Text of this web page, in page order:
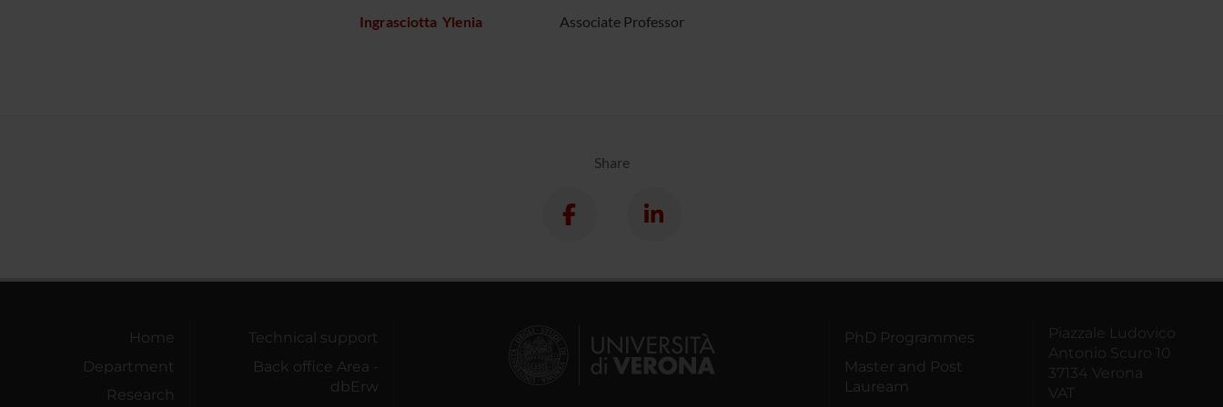
Ingrasciotta Ylenia Associate Professor
Share
Home
Department
Research
Technical support
Back office Area -
dbErw
PhD Programmes
Master and Post
Lauream
Piazzale Ludovico
Antonio Scuro 10
37134 Verona
VAT